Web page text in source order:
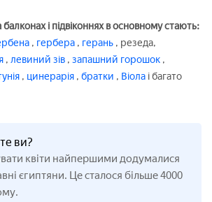
і підвіконнях в основному стають:
, гербера , герань , резеда,
, левиний зів , запашний горошок ,
, цинерарія , братки , Віола і багато
ви?
квіти найпершими додумалися
єгиптяни. Це сталося більше 4000